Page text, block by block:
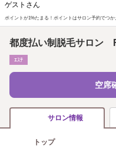
ゲストさん
ポイントが1%たまる！ ポイントはサロン予約でつか
都度払い制脱毛サロン
ｴｽﾃ
空席
サロン情報
トップ